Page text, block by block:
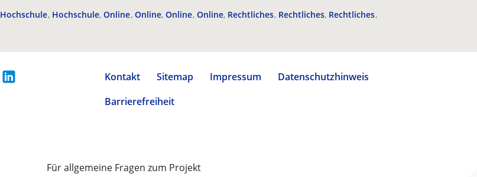
Hochschule Hochschule Online Online Online Online Rechtliches Rechtliches Rechtliches
Kontakt Sitemap Impressum
Datenschutzhinweis
Barrierefreiheit
Für allgemeine Fragen zum Projekt